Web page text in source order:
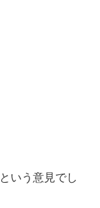
という意見でし